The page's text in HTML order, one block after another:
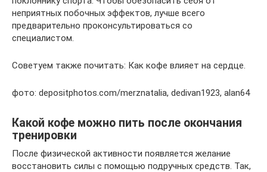
неприятных побочных эффектов, лучше всего
предварительно проконсультироваться со
специалистом.
Советуем также почитать: Как кофе влияет на сердце.
фото: depositphotos.com/merznatalia, dedivan1923, alan64
Какой кофе можно пить после окончания
тренировки
После физической активности появляется желание
восстановить силы с помощью подручных средств. Так,